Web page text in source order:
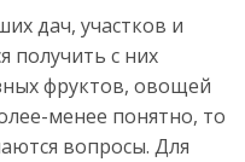
дач, участков и
получить с них
фруктов, овощей
менее понятно, то
вопросы. Для